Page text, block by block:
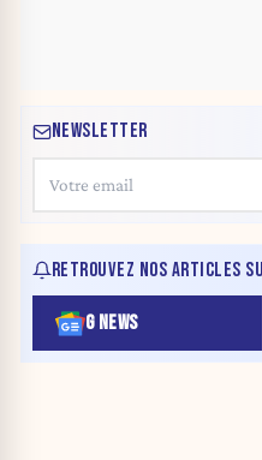
NEWSLETTER
RETROUVEZ NOS ARTICLES
G NEWS